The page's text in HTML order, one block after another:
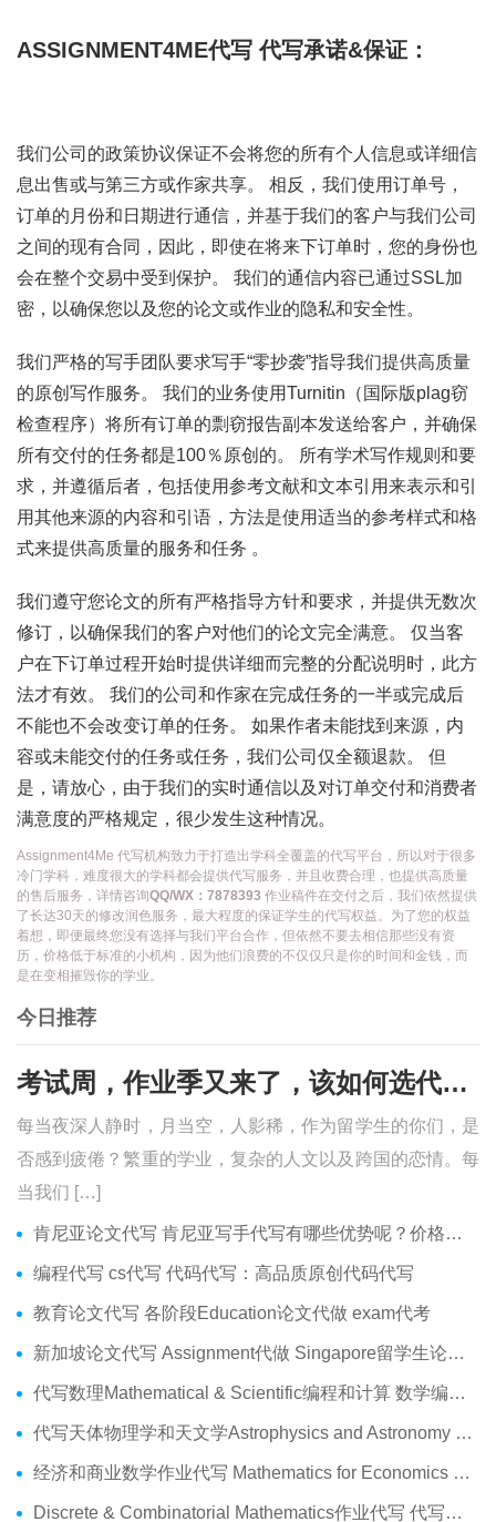
ASSIGNMENT4ME代写代写承诺&保证：
我们公司的政策协议保证不会将您的所有个人信息或详细信
息出售或与第三方或作家共享。 相反，我们使用订单号，
订单的月份和日期进行通信，并基于我们的客户与我们公司
之间的现有合同，因此，即使在将来下订单时，您的身份也
会在整个交易中受到保护。 我们的通信内容已通过SSL加
密，以确保您以及您的论文或作业的隐私和安全性。
我们严格的写手团队要求写手“零抄袭”指导我们提供高质量
的原创写作服务。 我们的业务使用Turnitin（国际版plag窃
检查程序）将所有订单的剽窃报告副本发送给客户，并确保
所有交付的任务都是100％原创的。 所有学术写作规则和要
求，并遵循后者，包括使用参考文献和文本引用来表示和引
用其他来源的内容和引语，方法是使用适当的参考样式和格
式来提供高质量的服务和任务 。
我们遵守您论文的所有严格指导方针和要求，并提供无数次
修订，以确保我们的客户对他们的论文完全满意。 仅当客
户在下订单过程开始时提供详细而完整的分配说明时，此方
法才有效。 我们的公司和作家在完成任务的一半或完成后
不能也不会改变订单的任务。 如果作者未能找到来源，内
容或未能交付的任务或任务，我们公司仅全额退款。 但
是，请放心，由于我们的实时通信以及对订单交付和消费者
满意度的严格规定，很少发生这种情况。
Assignment4Me 代写机构致力于打造出学科全覆盖的代写平台，所以对于很多
冷门学科，难度很大的学科都会提供代写服务，并且收费合理，也提供高质量
的售后服务，详情咨询QQ/WX：7878393 作业稿件在交付之后，我们依然提供
了长达30天的修改润色服务，最大程度的保证学生的代写权益。为了您的权益
着想，即便最终您没有选择与我们平台合作，但依然不要去相信那些没有资
历，价格低于标准的小机构，因为他们浪费的不仅仅只是你的时间和金钱，而
是在变相摧毁你的学业。
今日推荐
考试周，作业季又来了，该如何选代写？便宜的代写、代考会有哪些问题？
每当夜深人静时，月当空，人影稀，作为留学生的你们，是
否感到疲倦？繁重的学业，复杂的人文以及跨国的恋情。每
当我们 […]
肯尼亚论文代写 肯尼亚写手代写有哪些优势呢？价格便宜吗？
编程代写 cs代写 代码代写：高品质原创代码代写
教育论文代写 各阶段Education论文代做 exam代考
新加坡论文代写 Assignment代做 Singapore留学生论文代写服务
代写数理Mathematical & Scientific编程和计算 数学编程作业代做
代写天体物理学和天文学Astrophysics and Astronomy 天文学Assignment代做
经济和商业数学作业代写 Mathematics for Economics Business代做Online exam代考
Discrete & Combinatorial Mathematics作业代写 代写离散 组合数学Assignment代做